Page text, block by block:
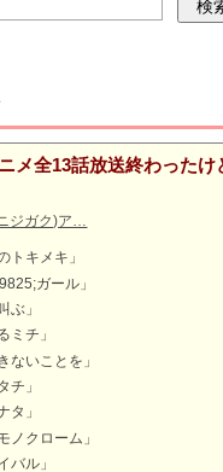
メ全13話放送終わったけ
ジガク)ア…
トキメキ」
ガール」
ぶ」
ミチ」
ないことを」
チ」
タ」
ノクローム」
バル」